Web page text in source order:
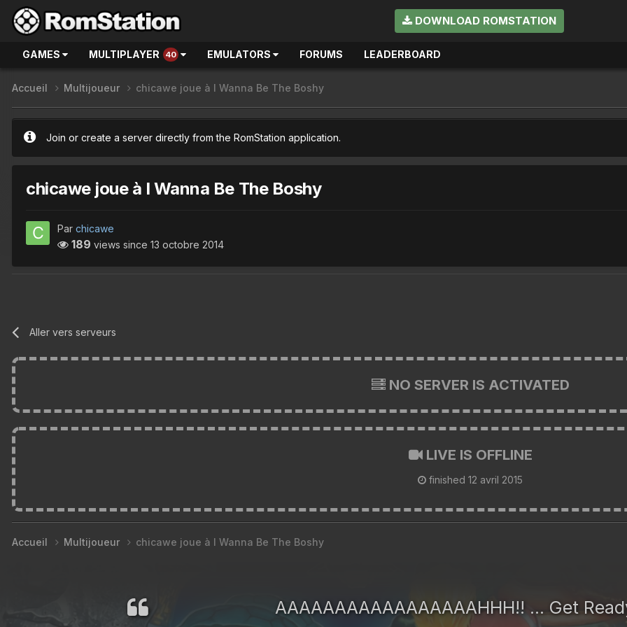
DOWNLOAD ROMSTATION
GAMES MULTIPLAYER 40 EMULATORS FORUMS LEADERBOARD
Accueil Multijoueur chicawe joue à I Wanna Be The Boshy
Join or create a server directly from the RomStation application.
chicawe joue à I Wanna Be The Boshy
Par chicawe
189 views since 13 octobre 2014
Aller vers serveurs
NO SERVER IS ACTIVATED
LIVE IS OFFLINE
finished 12 avril 2015
Accueil Multijoueur chicawe joue à I Wanna Be The Boshy
AAAAAAAAAAAAAAAAAHHH!! ... Get